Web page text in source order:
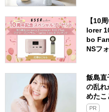
【10
lorer
bo
NSフ
飯島直
の乱れ
めたこ
PR